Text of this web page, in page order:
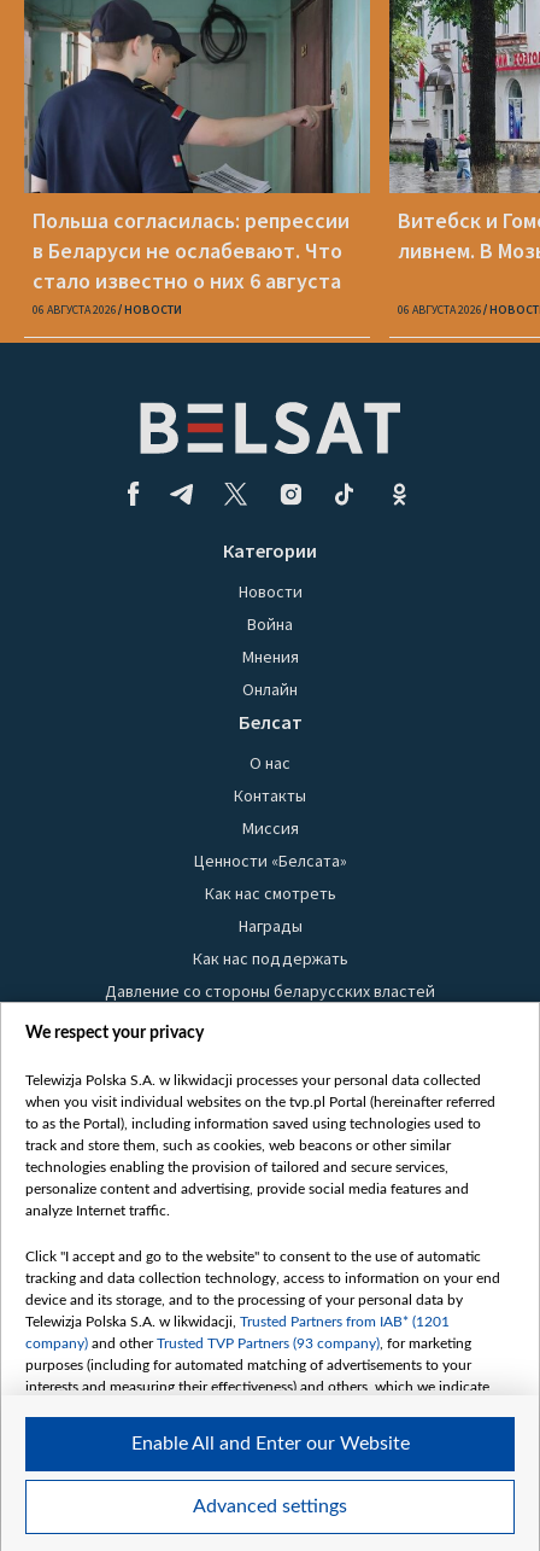
Польша согласилась: репрессии
в Беларуси не ослабевают. Что
стало известно о них 6 августа
06 АВГУСТА 2026 НОВОСТИ
Витебск и
ливнем. В
06 АВГУСТА 2026
Категории
Новости
Война
Мнения
Онлайн
Белсат
О нас
Контакты
Миссия
Ценности «Белсата»
Как нас смотреть
Награды
Как нас поддержать
Давление со стороны беларусских властей
Правила использования материалов
Безопасность
Youtube
Белсат news
Белсат Life
Belsat English
Biełsat PL
Белсат Now
Белсат Shorts
Белсат History
Белсат Music
Белсат Doc
My consents
We respect your privacy
Telewizja Polska S.A. w likwidacji processes your personal data collected
when you visit individual websites on the tvp.pl Portal (hereinafter referred
to as the Portal), including information saved using technologies used to
track and store them, such as cookies, web beacons or other similar
technologies enabling the provision of tailored and secure services,
personalize content and advertising, provide social media features and
analyze Internet traffic.
Click "I accept and go to the website" to consent to the use of automatic
tracking and data collection technology, access to information on your end
device and its storage, and to the processing of your personal data by
Telewizja Polska S.A. w likwidacji, Trusted Partners from IAB* (1201
company) and otherTrusted TVP Partners (93 company) , for marketing
purposes (including for automated matching of advertisements to your
interests and measuring their effectiveness) and others, which we indicate
The purposes of processing your data by TVP S.A. w likwidacji are as
follows:
Use limited data to select advertising
Create profiles for personalised advertising
Advanced settings
Enable All and Enter our Website